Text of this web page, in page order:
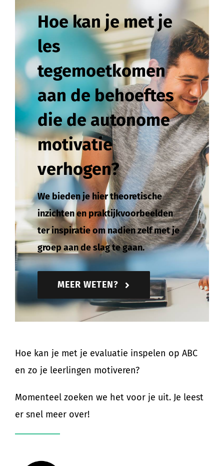
Hoe kan je met je
les
tegemoetkomen
aan de behoeftes
die de autonome
motivatie
verhogen?
We bieden je hier theoretische
inzichten en praktijkvoorbeelden
ter inspiratie om nadien zelf met je
groep aan de slag te gaan.
MEER WETEN?
Hoe kan je met je evaluatie inspelen op ABC
en zo je leerlingen motiveren?
Momenteel zoeken we het voor je uit. Je leest
er snel meer over!